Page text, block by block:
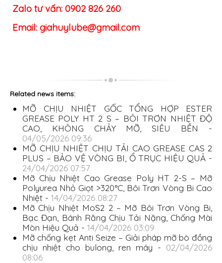
Zalo tư vấn: 0902 826 260
Email: giahuylube@gmail.com
Related news items:
MỠ CHỊU NHIỆT GỐC TỔNG HỢP ESTER
GREASE POLY HT 2 S – BÔI TRƠN NHIỆT ĐỘ
CAO, KHÔNG CHẢY MỠ, SIÊU BỀN -
04/05/2026 09:36
MỠ CHỊU NHIỆT CHỊU TẢI CAO GREASE CAS 2
PLUS – BẢO VỆ VÒNG BI, Ổ TRỤC HIỆU QUẢ -
24/04/2026 07:57
Mỡ Chịu Nhiệt Cao Grease Poly HT 2-S – Mỡ
Polyurea Nhỏ Giọt >320°C, Bôi Trơn Vòng Bi Cao
Nhiệt - 14/04/2026 08:27
Mỡ Chịu Nhiệt MoS2 2 – Mỡ Bôi Trơn Vòng Bi,
Bạc Đạn, Bánh Răng Chịu Tải Nặng, Chống Mài
Mòn Hiệu Quả - 14/04/2026 03:09
Mỡ chống kẹt Anti Seize – Giải pháp mỡ bò đồng
chịu nhiệt cho bulong, ren máy - 02/04/2026
08:06